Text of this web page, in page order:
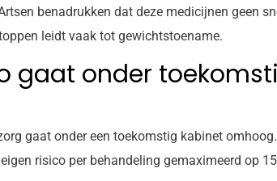
benadrukken dat deze medicijnen geen
leidt vaak tot gewichtstoename.
gaat onder
gaat onder een toekomstig kabinet
risico per behandeling gemaximeerd op